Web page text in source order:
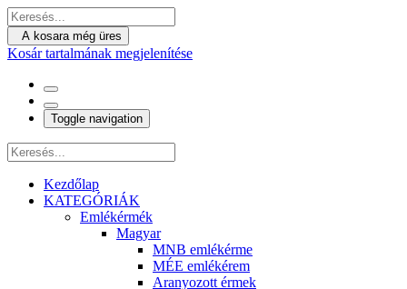
A kosara még üres
Kosár tartalmának megjelenítése
Toggle navigation
Kezdőlap
KATEGÓRIÁK
Emlékérmék
Magyar
MNB emlékérme
MÉE emlékérem
Aranyozott érmek